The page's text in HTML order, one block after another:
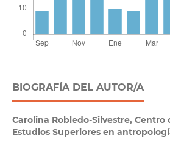
BIOGRAFÍA DEL AUTOR/A
Carolina Robledo-Silvestre, Centro
Estudios Superiores en